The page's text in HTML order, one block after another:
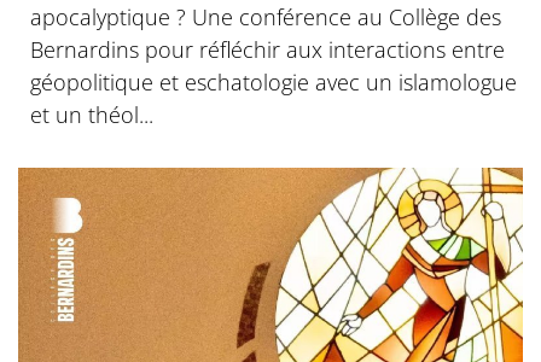
apocalyptique ? Une conférence au Collège des
Bernardins pour réfléchir aux interactions entre
géopolitique et eschatologie avec un islamologue
et un théol...